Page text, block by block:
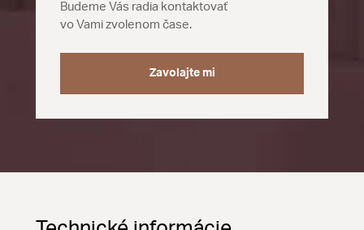
Budeme Vás radia kontaktovať
vo Vami zvolenom čase.
Zavolajte mi